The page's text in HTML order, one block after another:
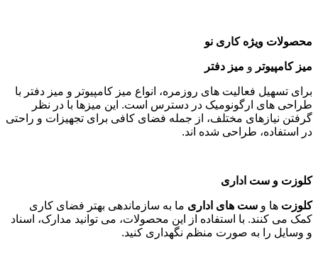
محصولات ویژه کاری نو
میز کامپیوتر و میز دفتر
برای تسهیل فعالیت های روزمره، انواع میز کامپیوتر و میز دفتر با
طراحی های ارگونومیک در دسترس است. این میزها با در نظر
گرفتن نیازهای مختلف، از جمله فضای کافی برای تجهیزات و راحتی
در استفاده، طراحی شده اند.
کلوزت و ست اداری
کلوزت ها و ست های اداری ما به سازماندهی بهتر فضای کاری
کمک می کنند. با استفاده از این محصولات، می توانید مدارک، اسناد
و وسایل را به صورت منظم نگهداری کنید.